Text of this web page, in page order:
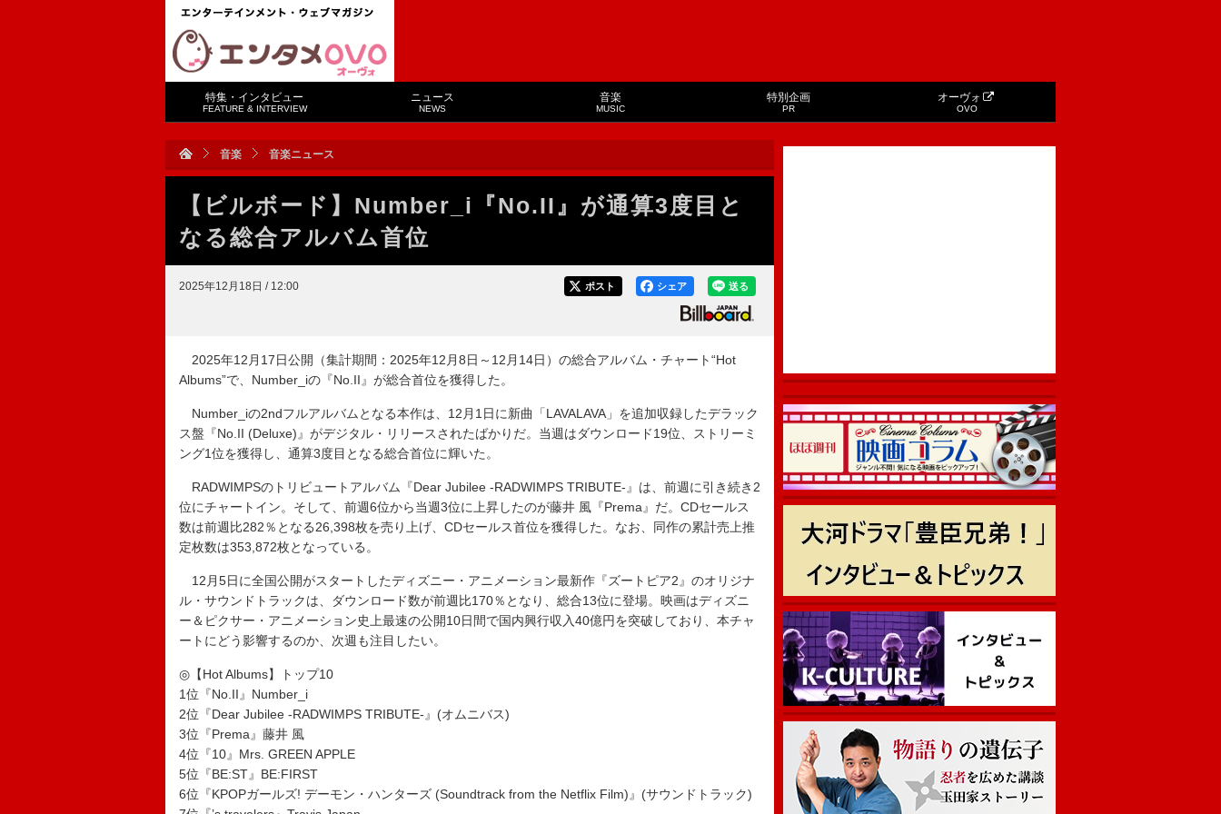
特集・インタビュー
FEATURE & INTERVIEW
ニュース
NEWS
音楽
MUSIC
特別企画
PR
オーヴォ
OVO
音楽 音楽ニュース
【ビルボード】Number_i『No.II』が通算3度目と
なる総合アルバム首位
2025年12月18日 / 12:00 送る
シェア
ポスト
2025年12月17日公開（集計期間：2025年12月8日～12月14日）の総合アルバム・チャート“Hot
Albums”で、Number_iの『No.II』が総合首位を獲得した。
Number_iの2ndフルアルバムとなる本作は、12月1日に新曲「LAVALAVA」を追加収録したデラック
ス盤『No.II (Deluxe)』がデジタル・リリースされたばかりだ。当週はダウンロード19位、ストリーミ
ング1位を獲得し、通算3度目となる総合首位に輝いた。
RADWIMPSのトリビュートアルバム『Dear Jubilee -RADWIMPS TRIBUTE-』は、前週に引き続き2
位にチャートイン。そして、前週6位から当週3位に上昇したのが藤井 風『Prema』だ。CDセールス
数は前週比282％となる26,398枚を売り上げ、CDセールス首位を獲得した。なお、同作の累計売上推
定枚数は353,872枚となっている。
12月5日に全国公開がスタートしたディズニー・アニメーション最新作『ズートピア2』のオリジナ
ル・サウンドトラックは、ダウンロード数が前週比170％となり、総合13位に登場。映画はディズニ
ー＆ピクサー・アニメーション史上最速の公開10日間で国内興行収入40億円を突破しており、本チャ
ートにどう影響するのか、次週も注目したい。
◎【Hot Albums】トップ10
1位『No.II』Number_i
2位『Dear Jubilee -RADWIMPS TRIBUTE-』(オムニバス)
3位『Prema』藤井 風
4位『10』Mrs. GREEN APPLE
5位『BE:ST』BE:FIRST
6位『KPOPガールズ! デーモン・ハンターズ (Soundtrack from the Netflix Film)』(サウンドトラック)